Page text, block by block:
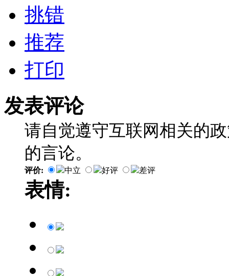
挑错
推荐
打印
发表评论
请自觉遵守互联网相关的
的言论。
评价: 中立 好评 差评
表情: